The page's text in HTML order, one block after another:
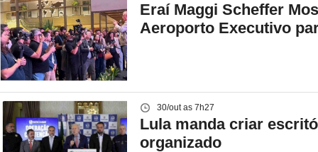
Eraí Maggi Scheffer
Aeroporto Executivo
30/out as 7h27
Lula manda criar
organizado